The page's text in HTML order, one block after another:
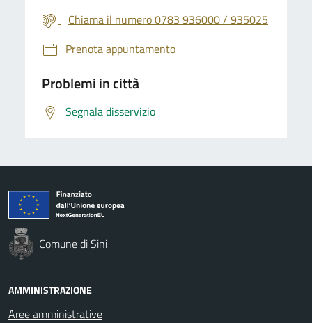
Chiama il numero 0783 936000 / 935025
Prenota appuntamento
Problemi in città
Segnala disservizio
Comune di Sini
AMMINISTRAZIONE
Aree amministrative